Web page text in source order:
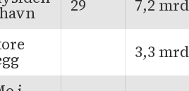
29
7,2
3,3